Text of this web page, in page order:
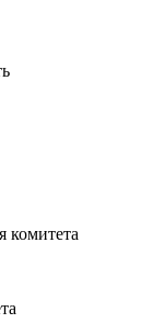
комитета